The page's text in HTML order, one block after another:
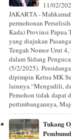
11/02/
JAKARTA -
permohonan
Kada) Provinsi Papua
yang diajukan
Tengah Nomor Urut
dalam Sidang
(5/2/2025).
dipimpin Ketua MK
lainnya.“Mengadili,
Pemohon tidak dapat
pertimbangannya,
Tukang